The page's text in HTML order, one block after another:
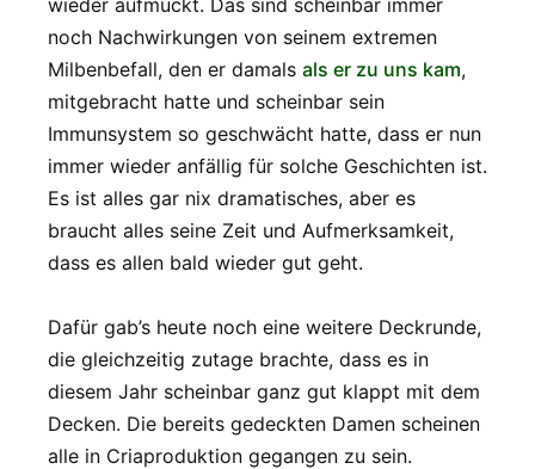
noch Nachwirkungen von seinem extremen
Milbenbefall, den er damals als er zu uns kam,
mitgebracht hatte und scheinbar sein
Immunsystem so geschwächt hatte, dass er nun
immer wieder anfällig für solche Geschichten ist.
Es ist alles gar nix dramatisches, aber es
braucht alles seine Zeit und Aufmerksamkeit,
dass es allen bald wieder gut geht.
Dafür gab’s heute noch eine weitere Deckrunde,
die gleichzeitig zutage brachte, dass es in
diesem Jahr scheinbar ganz gut klappt mit dem
Decken. Die bereits gedeckten Damen scheinen
alle in Criaproduktion gegangen zu sein.